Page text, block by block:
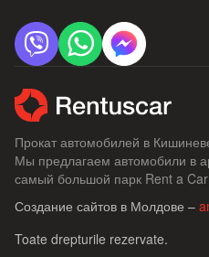
Прокат автомобилей в
Мы предлагаем автомобили в
самый большой парк Rent a
Создание сайтов в Молдове –
Toate drepturile rezervate.